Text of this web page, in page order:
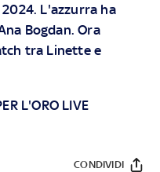
L'azzurra ha
Bogdan. Ora
tra Linette e
L'ORO LIVE
CONDIVIDI